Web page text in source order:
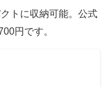
トに収納可能。公式
円です。